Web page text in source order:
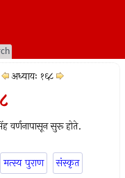
अध्यायः १६८
वर्णनापासून सुरू होते.
मत्स्य पुराण संस्कृत